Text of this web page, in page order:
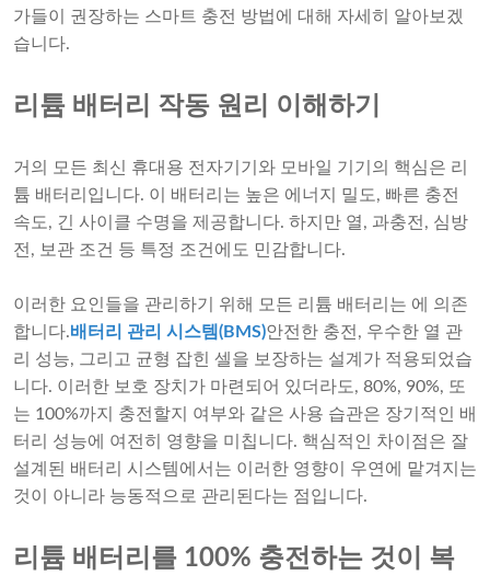
가들이 권장하는 스마트 충전 방법에 대해 자세히 알아보겠
습니다.
리튬 배터리 작동 원리 이해하기
거의 모든 최신 휴대용 전자기기와 모바일 기기의 핵심은 리
튬 배터리입니다. 이 배터리는 높은 에너지 밀도, 빠른 충전
속도, 긴 사이클 수명을 제공합니다. 하지만 열, 과충전, 심방
전, 보관 조건 등 특정 조건에도 민감합니다.
이러한 요인들을 관리하기 위해 모든 리튬 배터리는 에 의존
합니다.배터리 관리 시스템(BMS)안전한 충전, 우수한 열 관
리 성능, 그리고 균형 잡힌 셀을 보장하는 설계가 적용되었습
니다. 이러한 보호 장치가 마련되어 있더라도, 80%, 90%, 또
는 100%까지 충전할지 여부와 같은 사용 습관은 장기적인 배
터리 성능에 여전히 영향을 미칩니다. 핵심적인 차이점은 잘
설계된 배터리 시스템에서는 이러한 영향이 우연에 맡겨지는
것이 아니라 능동적으로 관리된다는 점입니다.
리튬 배터리를 100% 충전하는 것이 복